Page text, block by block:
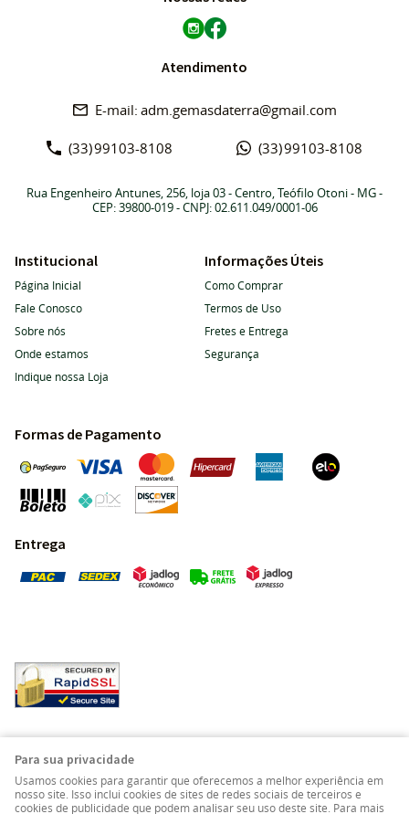
Atendimento
(33)99103-8108 (33)99103-8108
adm.gemasdaterra@gmail.com
Rua Engenheiro Antunes, 256, loja 03-Centro, Teófilo Otoni- MG-
CEP: 39800-019- CNPJ: 02.611.049/0001-06
Institucional
Página Inicial
Fale Conosco
Sobre nós
Onde estamos
Indique nossa Loja
Informações Úteis
Como Comprar
Termos de Uso
Fretes e Entrega
Segurança
Formas de Pagamento
Entrega
Para sua privacidade
Usamos cookies para garantir que oferecemos a melhor experiência em
nosso site. Isso inclui cookies de sites de redes sociais de terceiros e
cookies de publicidade que podem analisar seu uso deste site. Para mais